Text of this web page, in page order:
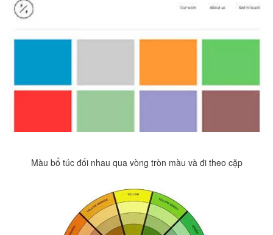
Màu bổ túc đối nhau qua vòng tròn màu và đi theo cặp